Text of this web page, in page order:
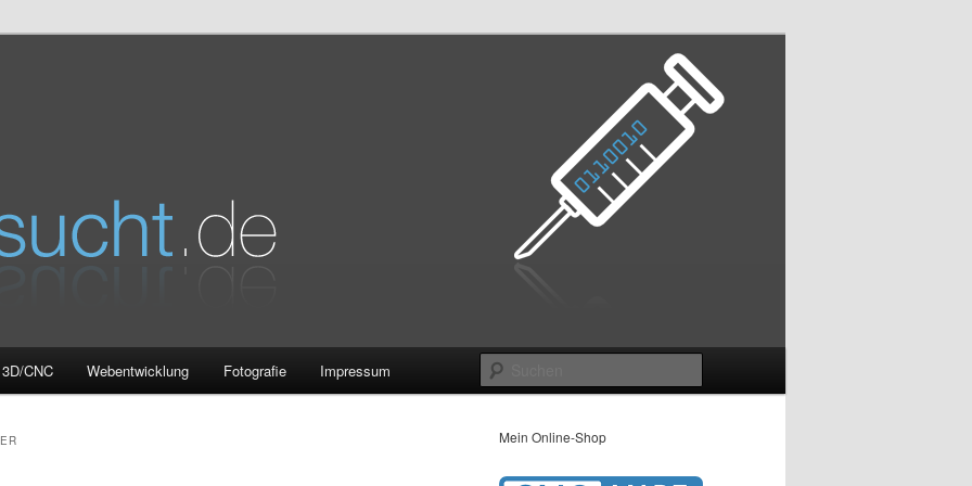
3D/CNC Webentwicklung Fotografie Impressum
Mein Online-Shop